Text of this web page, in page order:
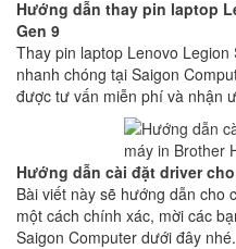
Hướng dẫn thay pin laptop
Gen 9
Thay pin laptop Lenovo
nhanh chóng tại Saigon
được tư vấn miễn phí và nhận
Hướng dẫn cài đặt driver
Bài viết này sẽ hướng dẫn cho
một cách chính xác, mời các
Saigon Computer dưới đây nhé.